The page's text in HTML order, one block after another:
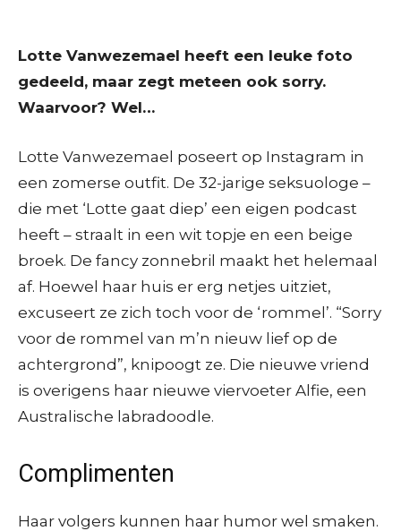
Lotte Vanwezemael heeft een leuke foto
gedeeld, maar zegt meteen ook sorry.
Waarvoor? Wel…
Lotte Vanwezemael poseert op Instagram in
een zomerse outfit. De 32-jarige seksuologe –
die met ‘Lotte gaat diep’ een eigen podcast
heeft – straalt in een wit topje en een beige
broek. De fancy zonnebril maakt het helemaal
af. Hoewel haar huis er erg netjes uitziet,
excuseert ze zich toch voor de ‘rommel’. “Sorry
voor de rommel van m’n nieuw lief op de
achtergrond”, knipoogt ze. Die nieuwe vriend
is overigens haar nieuwe viervoeter Alfie, een
Australische labradoodle.
Complimenten
Haar volgers kunnen haar humor wel smaken.